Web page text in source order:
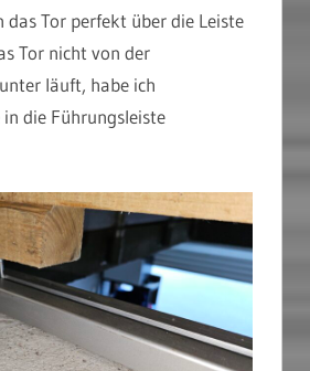
das Tor perfekt über die Leiste
Tor nicht von der
läuft, habe ich
die Führungsleiste